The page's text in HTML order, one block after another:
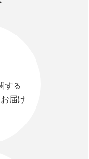
する
届け